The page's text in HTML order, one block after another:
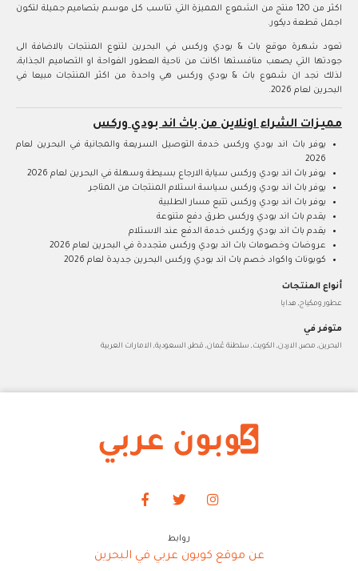
اكثر من 120 منتج من الشموع المميزة التي تناسب كل موسم بتصاميم جميلة لتكون
اجمل قطعة ديكور.
تعود شهرة موقع باث & بودي وركس في البحرين لتنوع المنتجات بالاضافة الى
جودتها التي يصعب منافستها اكانت من ناحية العطور الفواحة او التصاميم الجذابة،
لذلك نجد ان شموع باث & بودي وركس هي واحدة من اكثر المنتجات مبيعا في
البحرين لعام 2026.
مميزات الشراء اونلاين من باث اند بودي وركس
يوفر باث اند بودي وركس خدمة التوصيل السريعة والمجانية في البحرين لعام
2026
يوفر باث اند بودي وركس سياية الارجاع بسيطة وسهلة في البحرين لعام 2026
يوفر باث اند بودي وركس سياسة استلام المنتجات من المتاجر
يوفر باث اند بودي وركس تتبع مسار الطلبية
يقدم باث اند بودي وركس طرق دفع متنوعة
يقدم باث اند بودي وركس خدمة الدفع عند الاستلام
عروضات وخصومات باث اند بودي وركس متجددة في البحرين لعام 2026
كوبونات واكواد خصم باث اند بودي وركس البحرين جديدة لعام 2026
أنواع المنتجات
عطور ومكياج, هدايا
متوفر في
البحرين, مصر, الاردن, الكويت, سلطنة عُمان, قطر, السعودية, الامارات العربية
روابط
عن موقع كوبون عربي في البحرين